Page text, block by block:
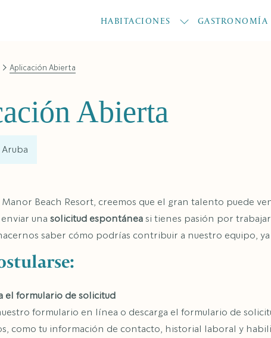
HABITACIONES GASTRONOMÍA
Aplicación Abierta
Abierta
Aruba
Manor Beach Resort, creemos que el gran talento puede
una solicitud espontáneasi tienes pasión por
saber cómo podrías contribuir a nuestro equipo,
el formulario de solicitud
formulario en línea o descarga el formulario de
como tu información de contacto, historial laboral y